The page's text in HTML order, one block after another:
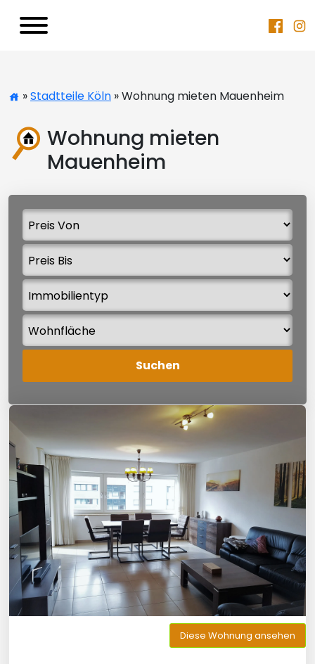
»Stadtteile Köln » Wohnung mieten Mauenheim
Wohnung mieten
Mauenheim
Diese Wohnung ansehen